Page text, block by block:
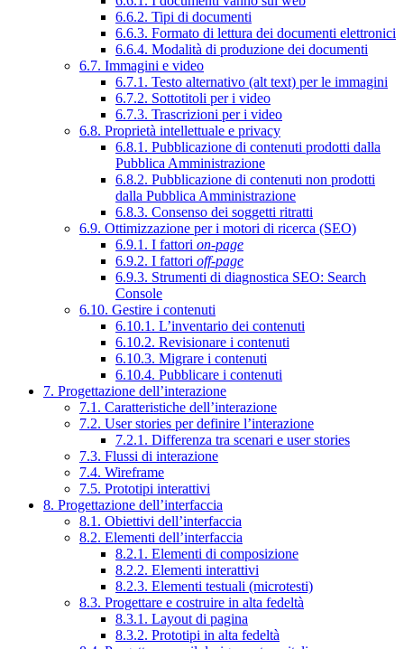
6.6.2. Tipi di documenti
6.6.3. Formato di lettura dei documenti elettronici
6.6.4. Modalità di produzione dei documenti
6.7. Immagini e video
6.7.1. Testo alternativo (alt text) per le immagini
6.7.2. Sottotitoli per i video
6.7.3. Trascrizioni per i video
6.8. Proprietà intellettuale e privacy
6.8.1. Pubblicazione di contenuti prodotti dalla
Pubblica Amministrazione
6.8.2. Pubblicazione di contenuti non prodotti
dalla Pubblica Amministrazione
6.8.3. Consenso dei soggetti ritratti
6.9. Ottimizzazione per i motori di ricerca (SEO)
6.9.1. I fattori on-page
6.9.2. I fattori off-page
6.9.3. Strumenti di diagnostica SEO: Search
Console
6.10. Gestire i contenuti
6.10.1. L’inventario dei contenuti
6.10.2. Revisionare i contenuti
6.10.3. Migrare i contenuti
6.10.4. Pubblicare i contenuti
7. Progettazione dell’interazione
7.1. Caratteristiche dell’interazione
7.2. User stories per definire l’interazione
7.2.1. Differenza tra scenari e user stories
7.3. Flussi di interazione
7.4. Wireframe
7.5. Prototipi interattivi
8. Progettazione dell’interfaccia
8.1. Obiettivi dell’interfaccia
8.2. Elementi dell’interfaccia
8.2.1. Elementi di composizione
8.2.2. Elementi interattivi
8.2.3. Elementi testuali (microtesti)
8.3. Progettare e costruire in alta fedeltà
8.3.1. Layout di pagina
8.3.2. Prototipi in alta fedeltà